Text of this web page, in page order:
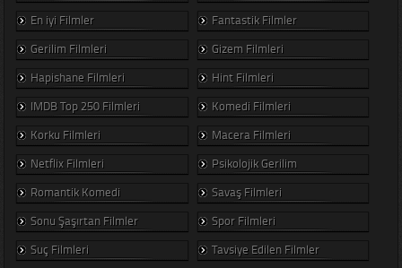
En iyi Filmler
Fantastik Filmler
Gerilim Filmleri
Gizem Filmleri
Hapishane Filmleri
Hint Filmleri
IMDB Top 250 Filmleri
Komedi Filmleri
Korku Filmleri
Macera Filmleri
Netflix Filmleri
Psikolojik Gerilim
Romantik Komedi
Savaş Filmleri
Sonu Şaşırtan Filmler
Spor Filmleri
Suç Filmleri
Tavsiye Edilen Filmler